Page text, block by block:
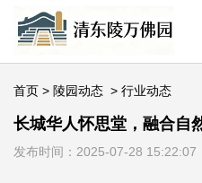
首页 > 陵园动态 > 行业动态
长城华人怀思堂，融合自
发布时间：2025-07-28 15:22:07